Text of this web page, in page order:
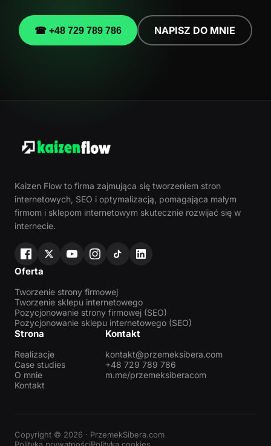
☎ +48 729 789 786 NAPISZ DO MNIE
Kaizen Flow to firma zajmująca się tworzeniem stron
internetowych, SEO i optymalizacją, pomagająca małym
firmom i sklepom internetowym skutecznie rozwijać się w
internecie.
Oferta
Tworzenie strony firmowej
Tworzenie sklepu internetowego
Pozycjonowanie strony firmowej (SEO)
Pozycjonowanie sklepu internetowego (SEO)
Strona
Realizacje
Case studies
O mnie
Kontakt
Kontakt
kontakt@przemeksibera.com
+48 729 789 786
m.me/przemeksiberacom
Copyright © 2026 · PrzemekSibera.com